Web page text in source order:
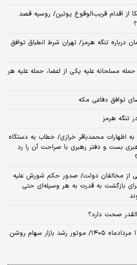
از اقدام قریب‌الوقوع پوتین/ روسیه قصد
درباره تنگه هرمز/ تهران شرط انطباق توافق
مسلحانه علیه یکی از اعضا، حمله علیه هر
توافق دفاعی مکه
تنگه هرمز
اظهارات محمدباقر خرازی/ خطاب به دستگاه
بست و دفتر رهبری با صراحت آن را رد
از مخالفان دولت/ صدور حکم شورش علیه
بازگشت به قدرت به هر وسیله‌ای حتی
صحت دارد؟
پیش بینی بورس فردا شنبه ۱۷ مردادماه ۱۴۰۵/ موتور رشد بازار سهام روشن